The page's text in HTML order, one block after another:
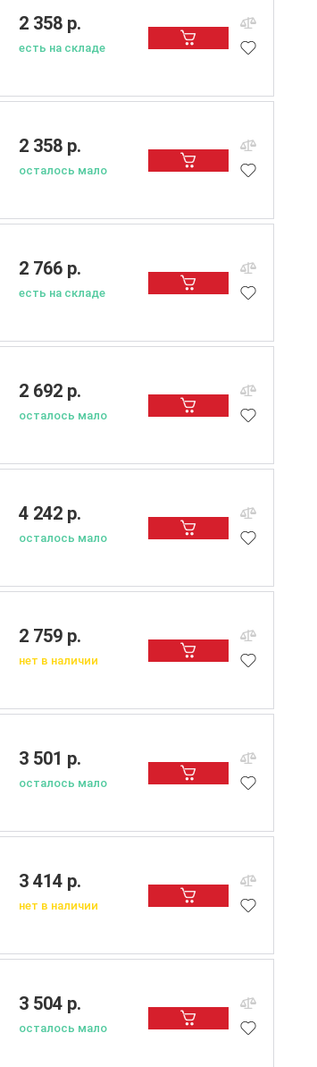
2 358 р.
есть на складе
2 358 р.
осталось мало
2 766 р.
есть на складе
2 692 р.
осталось мало
4 242 р.
осталось мало
2 759 р.
нет в наличии
3 501 р.
осталось мало
3 414 р.
нет в наличии
3 504 р.
осталось мало